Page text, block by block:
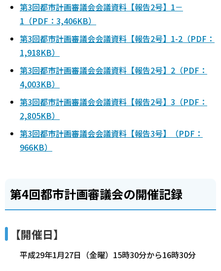
第3回都市計画審議会会議資料【報告2号】1－
1（PDF：3,406KB）
第3回都市計画審議会会議資料【報告2号】1-2（PDF：
1,918KB）
第3回都市計画審議会会議資料【報告2号】2（PDF：
4,003KB）
第3回都市計画審議会会議資料【報告2号】3（PDF：
2,805KB）
第3回都市計画審議会会議資料【報告3号】（PDF：
966KB）
第4回都市計画審議会の開催記録
【開催日】
平成29年1月27日（金曜）15時30分から16時30分